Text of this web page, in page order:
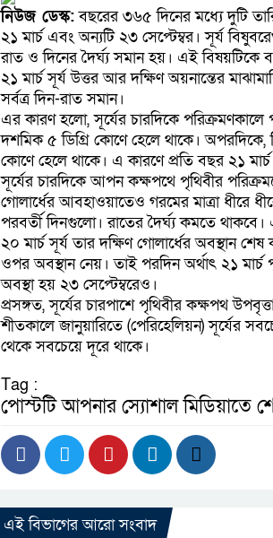
নিউজ ডেস্ক:বছরের ৩৬৫ দিনের মধ্যে দুটি
২১ মার্চ এবং অন্যটি ২৩ সেপ্টেম্বর। সূর্য
রাত ও দিনের দৈর্ঘ্য সমান হয়। এই বিষয়টিকে
২১ মার্চ সূর্য উত্তর আর দক্ষিণ অয়নান্তের
সর্বত্র দিন-রাত সমান।
এর কারণ হলো, সূর্যের চারদিকে
দশমিক ৫ ডিগ্রি কোণে হেলে থাকে।
কোণে হেলে থাকে। এ কারণে প্রতি বছর ২১
সূর্যের চারদিকে আপন কক্ষপথে পৃথিবীর
গোলার্ধের আবহাওয়াতেও গরমের মাত্রা ধীরে
পরবর্তী দিনগুলো। রাতের দৈর্ঘ্য কমতে
২০ মার্চ সূর্য তার দক্ষিণ গোলার্ধের অবস্থান
ওপর অবস্থান নেয়। তাই পরদিন অর্থাৎ ২১
অবস্থা হয় ২৩ সেপ্টেম্বরেও।
প্রসঙ্গত, সূর্যের চারপাশে পৃথিবীর কক্ষপথ
শীতকালে জানুয়ারিতে (পেরিহেলিয়ন) সূর্যের
থেকে সবচেয়ে দূরে থাকে।
Tag :
পোস্টটি আপনার স্যোশাল মিডিয়াতে
এই বিভাগের আরো সংবাদ